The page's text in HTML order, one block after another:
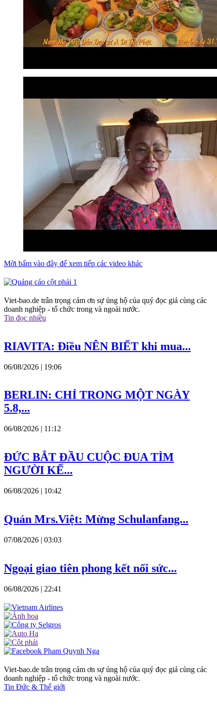
Mời bấm vào đây để xem tiếp các video khác
Viet-bao.de trân trọng cám ơn sự ủng hộ của quý đọc giả cùng các
doanh nghiệp - tổ chức trong và ngoài nước.
Tin đọc nhiều
RIAVITA: Điều NÊN BIẾT khi mua...
06/08/2026 | 19:06
BERLIN: CHỈ TRONG MỘT NGÀY
5.8,...
06/08/2026 | 11:12
ĐỨC BẮT ĐẦU CUỘC ĐUA TÌM
NGƯỜI KẾ...
06/08/2026 | 10:42
Quán Mrs.Việt: Mừng Schulanfang...
07/08/2026 | 03:03
Ngoại giao tiên phong kết nối sức...
06/08/2026 | 22:41
Viet-bao.de trân trọng cám ơn sự ủng hộ của quý đọc giả cùng các
doanh nghiệp - tổ chức trong và ngoài nước.
Tin Đức & Thế giới